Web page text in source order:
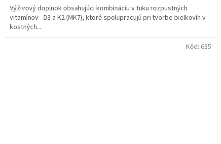
Výživový doplnok obsahujúci kombináciu v tuku rozpustných
vitamínov - D3 a K2 (MK7), ktoré spolupracujú pri tvorbe bielkovín v
kostných...
Kód: 635